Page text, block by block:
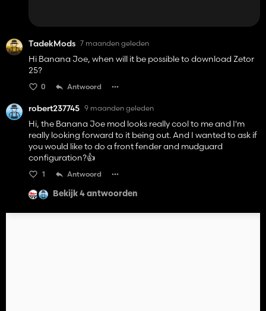
TadekMods 7 maanden geleden
Hi Banana Joe, when will it be possible to download Zetor
25?
0 Antwoord
robert237745 9 maanden geleden
Hi, the Banana Joe mod looks really cool to me and I'm
really looking forward to it being out. And I wanted to ask if
you would like to do a front fender and mudguard
configuration?👍️
1 Antwoord
Bekijk 4 antwoorden